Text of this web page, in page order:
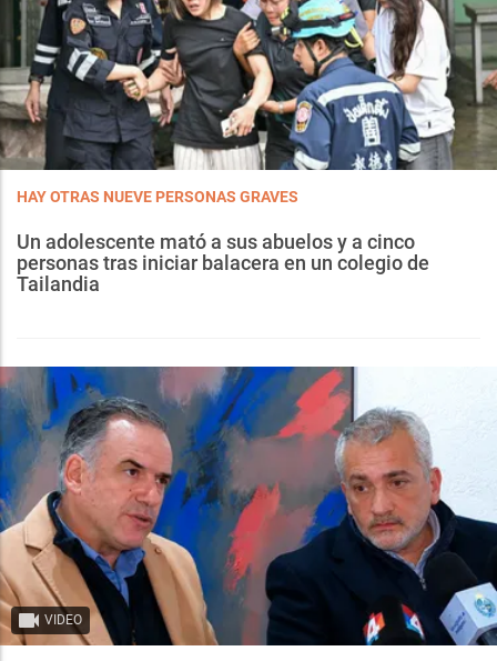
HAY OTRAS NUEVE PERSONAS GRAVES
Un adolescente mató a sus abuelos y a cinco
personas tras iniciar balacera en un colegio de
Tailandia
VIDEO